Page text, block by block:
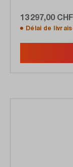
13 297,00 CHF
Délai de